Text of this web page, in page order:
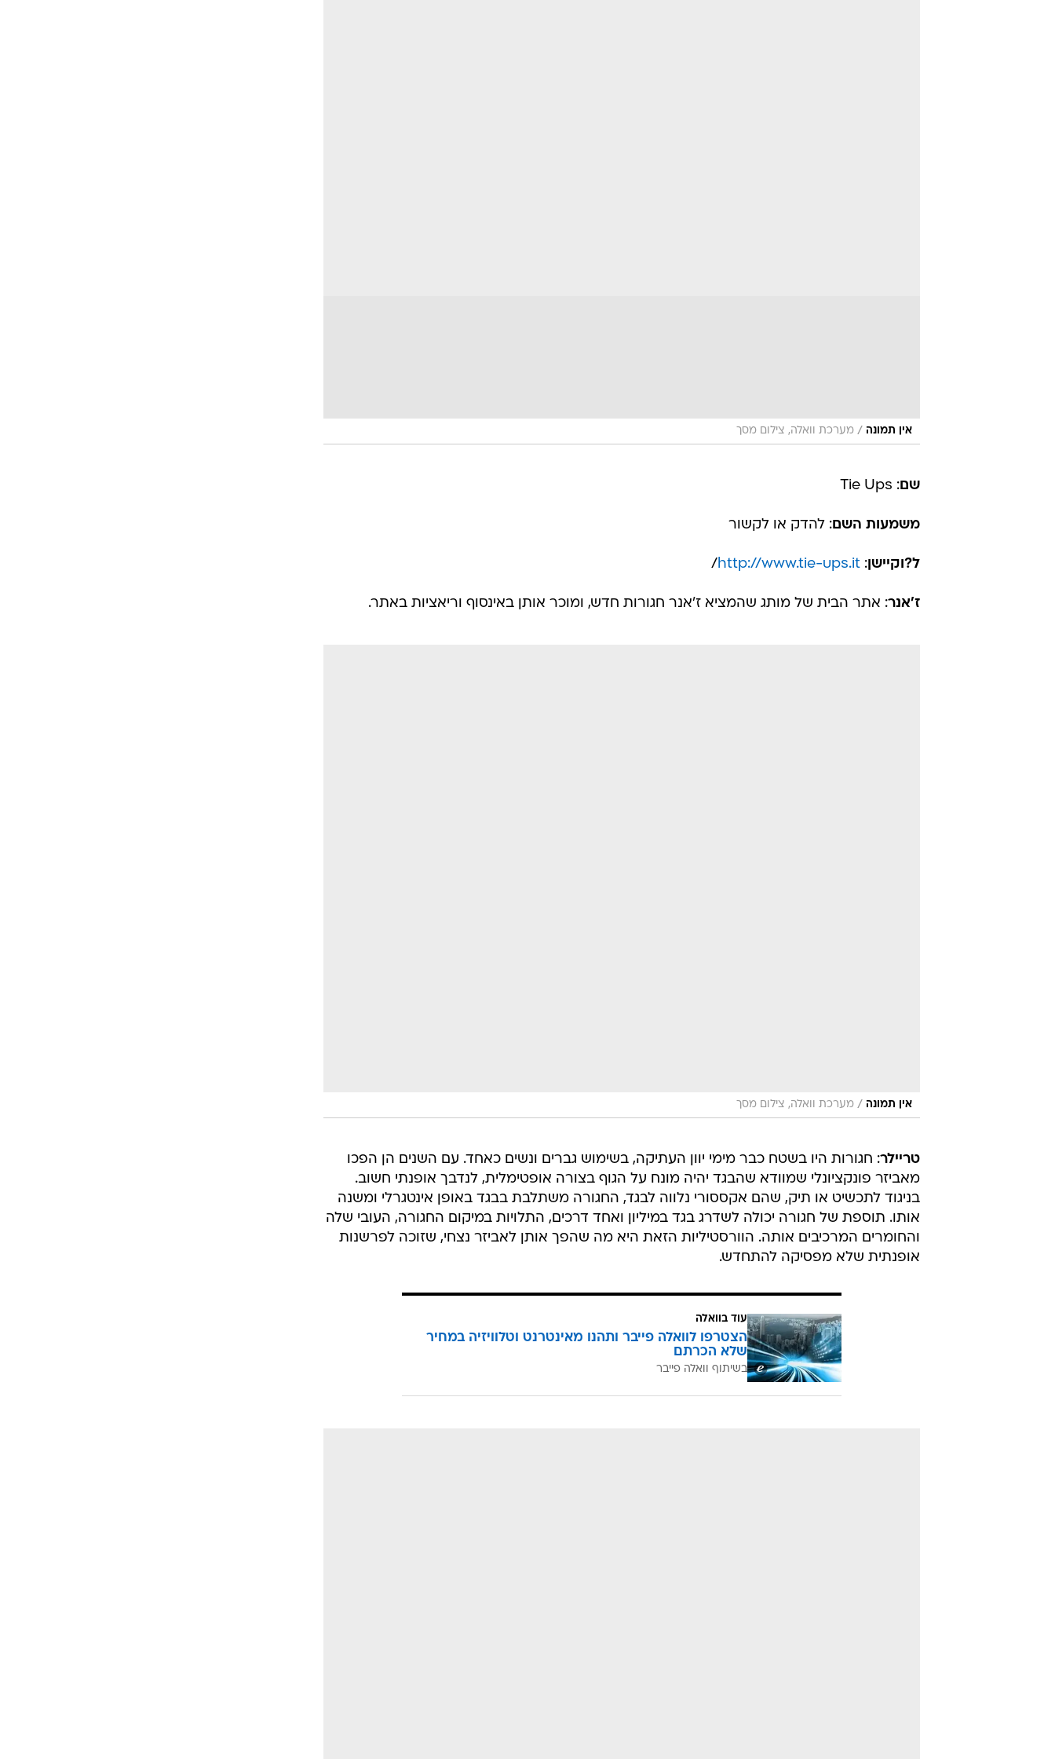
אין תמונה / מערכת וואלה, צילום מסך
שם: Tie Ups
משמעות השם: להדק או לקשור
ל?וקיישן:
http://www.tie-ups.it
/
ז'אנר: אתר הבית של מותג שהמציא ז'אנר חגורות חדש, ומוכר אותן באינסוף וריאציות באתר.
אין תמונה / מערכת וואלה, צילום מסך
טריילר: חגורות היו בשטח כבר מימי יוון העתיקה, בשימוש גברים ונשים כאחד. עם השנים הן הפכו
מאביזר פונקציונלי שמוודא שהבגד יהיה מונח על הגוף בצורה אופטימלית, לנדבך אופנתי חשוב.
בניגוד לתכשיט או תיק, שהם אקססורי נלווה לבגד, החגורה משתלבת בבגד באופן אינטגרלי ומשנה
אותו. תוספת של חגורה יכולה לשדרג בגד במיליון ואחד דרכים, התלויות במיקום החגורה, העובי שלה
והחומרים המרכיבים אותה. הוורסטיליות הזאת היא מה שהפך אותן לאביזר נצחי, שזוכה לפרשנות
אופנתית שלא מפסיקה להתחדש.
עוד בוואלה
הצטרפו לוואלה פייבר ותהנו מאינטרנט וטלוויזיה במחיר
שלא הכרתם
בשיתוף וואלה פייבר